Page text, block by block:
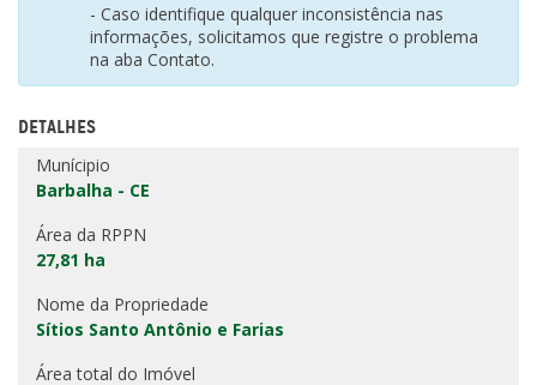
- Caso identifique qualquer inconsistência nas
informações, solicitamos que registre o problema
na aba Contato.
DETALHES
Munícipio
Barbalha - CE
Área da RPPN
27,81 ha
Nome da Propriedade
Sítios Santo Antônio e Farias
Área total do Imóvel